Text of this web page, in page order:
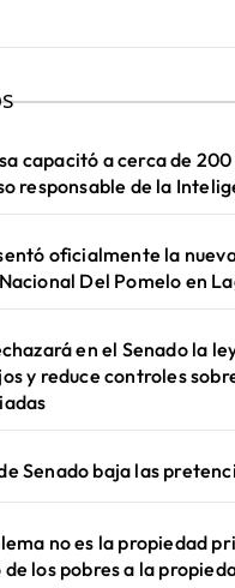
capacitó a cerca de
responsable de la
oficialmente la
Del Pomelo en
en el Senado la
y reduce controles
Senado baja las
no es la propiedad
de los pobres a la